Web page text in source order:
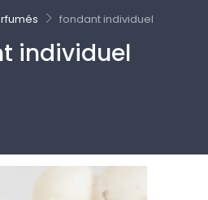
fondant individuel
individuel